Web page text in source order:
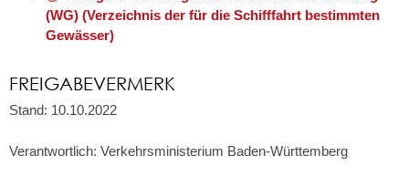
(WG) (Verzeichnis der für die Schifffahrt bestimmten
Gewässer)
FREIGABEVERMERK
Stand: 10.10.2022
Verantwortlich: Verkehrsministerium Baden-Württemberg